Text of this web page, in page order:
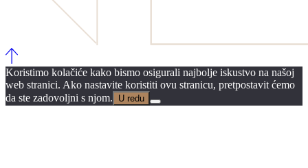
Koristimo kolačiće kako bismo osigurali najbolje iskustvo na našoj
web stranici. Ako nastavite koristiti ovu stranicu, pretpostavit ćemo
da ste zadovoljni s njom.
U redu